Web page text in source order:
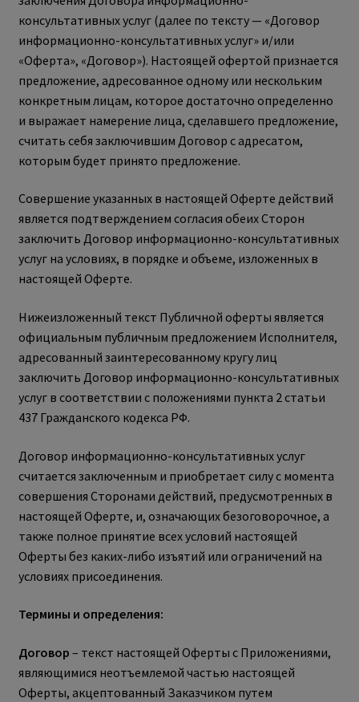
консультативных услуг (далее по тексту — «Договор
информационно-консультативных услуг» и/или
«Оферта», «Договор»). Настоящей офертой признается
предложение, адресованное одному или нескольким
конкретным лицам, которое достаточно определенно
и выражает намерение лица, сделавшего предложение,
считать себя заключившим Договор с адресатом,
которым будет принято предложение.
Совершение указанных в настоящей Оферте действий
является подтверждением согласия обеих Сторон
заключить Договор информационно-консультативных
услуг на условиях, в порядке и объеме, изложенных в
настоящей Оферте.
Нижеизложенный текст Публичной оферты является
официальным публичным предложением Исполнителя,
адресованный заинтересованному кругу лиц
заключить Договор информационно-консультативных
услуг в соответствии с положениями пункта 2 статьи
437 Гражданского кодекса РФ.
Договор информационно-консультативных услуг
считается заключенным и приобретает силу с момента
совершения Сторонами действий, предусмотренных в
настоящей Оферте, и, означающих безоговорочное, а
также полное принятие всех условий настоящей
Оферты без каких-либо изъятий или ограничений на
условиях присоединения.
Термины и определения:
Договор – текст настоящей Оферты с Приложениями,
являющимися неотъемлемой частью настоящей
Оферты, акцептованный Заказчиком путем